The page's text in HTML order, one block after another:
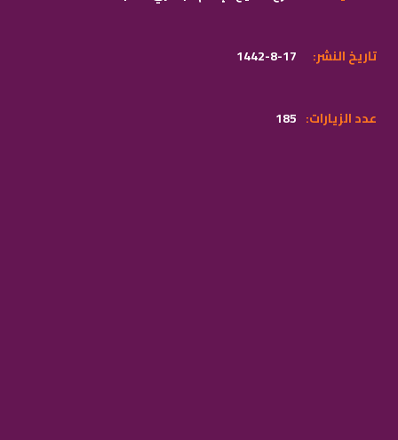
1442-8-17 :تاريخ النشر
185 :عدد الزيارات